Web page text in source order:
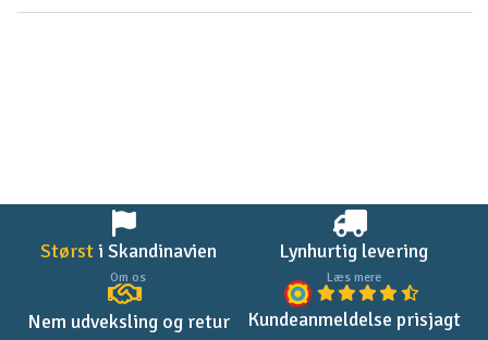
Størsti Skandinavien
Om os
Lynhurtig levering
Læs mere
Nem udveksling og retur Kundeanmeldelse prisjagt